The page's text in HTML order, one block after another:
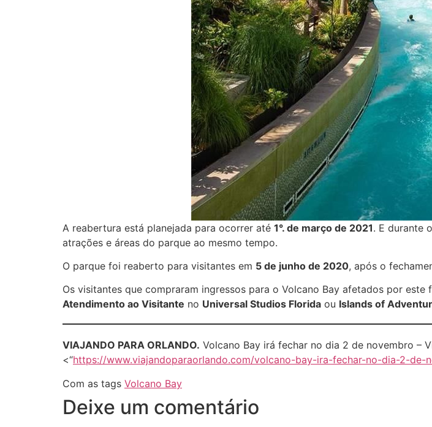
A reabertura está planejada para ocorrer até 1°. de março de 2021. E durante
atrações e áreas do parque ao mesmo tempo.
O parque foi reaberto para visitantes em 5 de junho de 2020, após o
Os visitantes que compraram ingressos para o Volcano Bay afetados por
Atendimento ao Visitante no Universal Studios Florida ou Islands of
VIAJANDO PARA ORLANDO. Volcano Bay irá fechar no dia 2 de novembro –
<“https://www.viajandoparaorlando.com/volcano-bay-ira-fechar-no-dia-2-de-
Com as tags Volcano Bay
Deixe um comentário